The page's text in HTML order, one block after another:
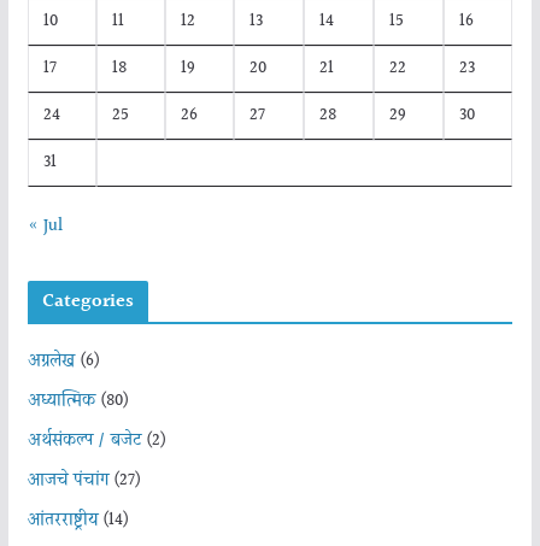
10
11 12 13 14 15
16
17
18 19 20 21 22
23
24
25 26 27 28 29
30
31
« Jul
Categories
अग्रलेख(6)
अध्यात्मिक(80)
अर्थसंकल्प / बजेट(2)
आजचे पंचांग(27)
आंतरराष्ट्रीय(14)